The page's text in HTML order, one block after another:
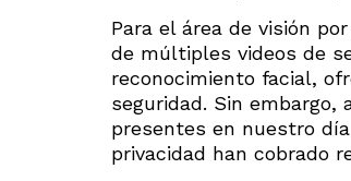
Para el área de visión
de múltiples videos de
reconocimiento facial,
seguridad. Sin
presentes en nuestro
privacidad han cobrado